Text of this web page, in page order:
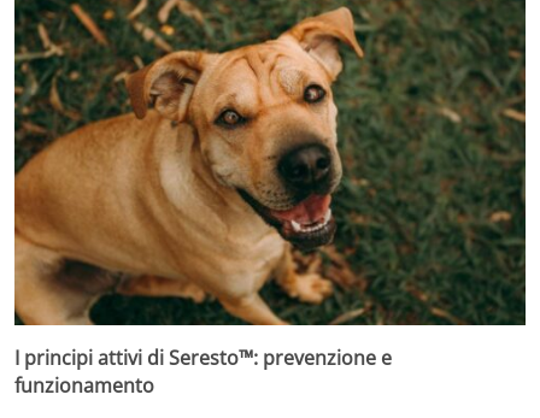
I principi attivi di Seresto™: prevenzione e
funzionamento